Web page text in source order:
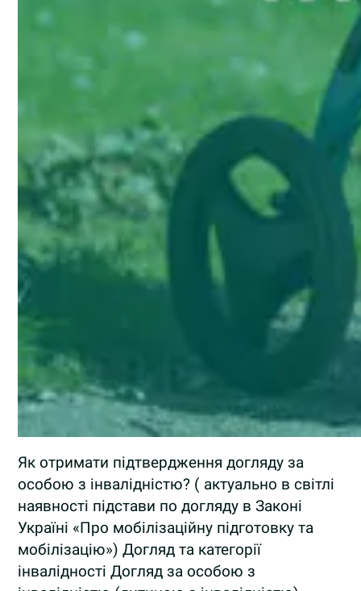
Як отримати підтвердження догляду за
особою з інвалідністю? ( актуально в світлі
наявності підстави по догляду в Законі
Україні «Про мобілізаційну підготовку та
мобілізацію») Догляд та категорії
інвалідності Догляд за особою з